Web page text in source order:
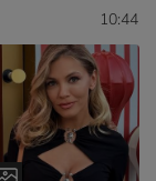
10:44